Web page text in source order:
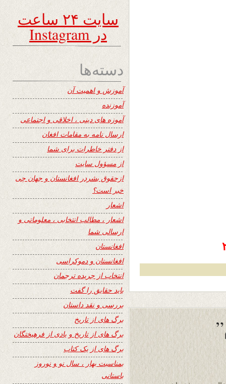
سایت ۲۴ ساعت
در Instagram
دسته‌ها
آموزش و اهمیت آن
آموزنده
آموزه های دینی ، اخلاقی و اجتماعی
ارسال نامه به مقامات افغان
از دفتر خاطرات برای شما
از مسؤول سایت
ازحقوق بشردر افغانستان و جهان چی
خبر است؟
اشعار
اشعار ، مطالب انتخابی ، معلوماتی و
ارسالی شما
افغانستان
افغانستان و دموکراسی
انتخاب از جریده ترجمان
باید حقایق را گفت
بررسی و نقد داستان
برگ های از تاریخ
برگ های از تاریخ و یادی از فرهیختگان
برگ های از یک کتاب
بمناسبت بهار ، سال نو و نوروز
باستانی